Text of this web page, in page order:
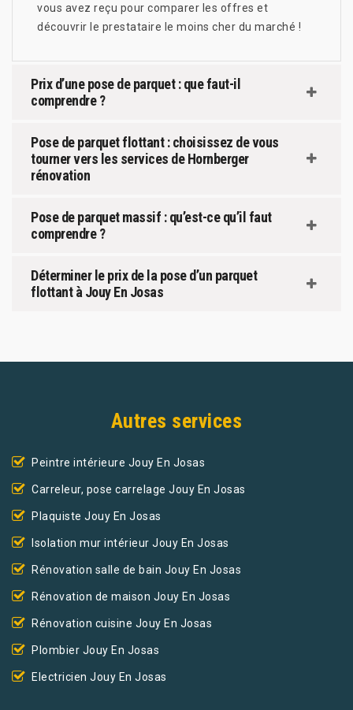
vous avez reçu pour comparer les offres et
découvrir le prestataire le moins cher du marché !
Prix d’une pose de parquet : que faut-il
comprendre ?
Pose de parquet flottant : choisissez de vous
tourner vers les services de Hornberger
rénovation
Pose de parquet massif : qu’est-ce qu’il faut
comprendre ?
Déterminer le prix de la pose d’un parquet
flottant à Jouy En Josas
Autres services
Peintre intérieure Jouy En Josas
Carreleur, pose carrelage Jouy En Josas
Plaquiste Jouy En Josas
Isolation mur intérieur Jouy En Josas
Rénovation salle de bain Jouy En Josas
Rénovation de maison Jouy En Josas
Rénovation cuisine Jouy En Josas
Plombier Jouy En Josas
Electricien Jouy En Josas